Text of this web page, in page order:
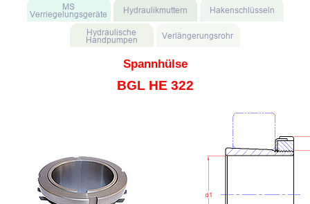
Spannhülse
BGL HE 322